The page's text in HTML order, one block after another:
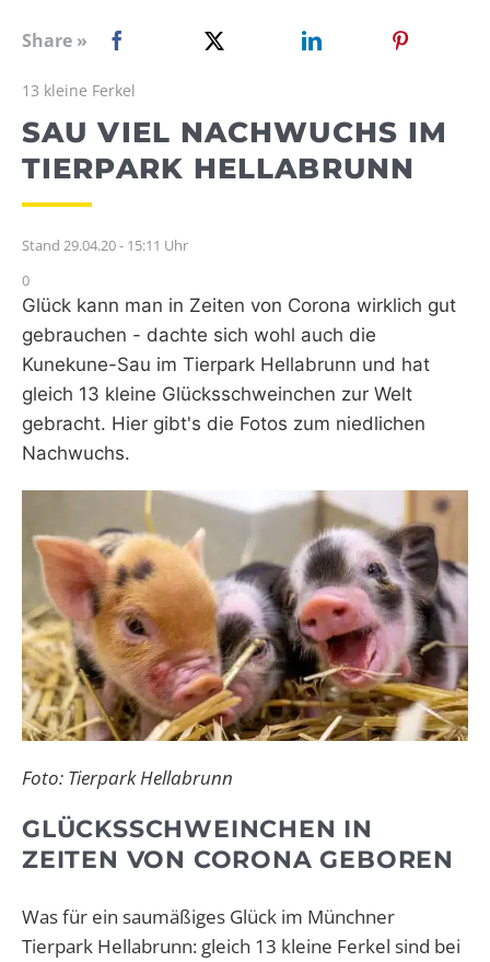
WEBRADIO
Share »
13 kleine Ferkel
SAU VIEL NACHWUCHS IM
TIERPARK HELLABRUNN
Stand 29.04.20 - 15:11 Uhr
0
Glück kann man in Zeiten von Corona wirklich gut
gebrauchen - dachte sich wohl auch die
Kunekune-Sau im Tierpark Hellabrunn und hat
gleich 13 kleine Glücksschweinchen zur Welt
gebracht. Hier gibt's die Fotos zum niedlichen
Nachwuchs.
Foto: Tierpark Hellabrunn
GLÜCKSSCHWEINCHEN IN
ZEITEN VON CORONA GEBOREN
Was für ein saumäßiges Glück im Münchner
Tierpark Hellabrunn: gleich 13 kleine Ferkel sind bei